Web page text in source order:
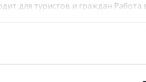
для туристов и граждан Работа